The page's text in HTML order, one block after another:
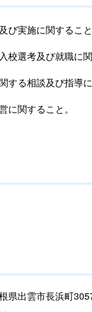
び実施に関すること
校選考及び就職に関
する相談及び指導に
に関すること。
県出雲市長浜町